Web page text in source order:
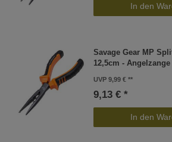
In den
Savage Gear MP
12,5cm - Angelzange
UVP 9,99 €
9,13 € *
In den